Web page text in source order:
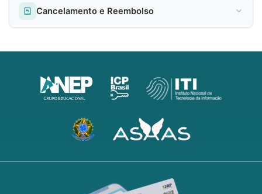
Cancelamento e Reembolso